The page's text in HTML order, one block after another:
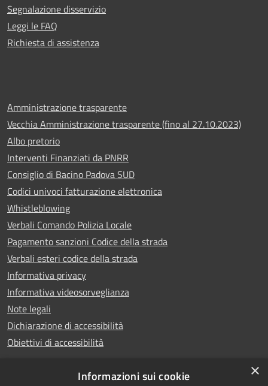
Segnalazione disservizio
Leggi le FAQ
Richiesta di assistenza
Amministrazione trasparente
Vecchia Amministrazione trasparente (fino al 27.10.2023)
Albo pretorio
Interventi Finanziati da PNRR
Consiglio di Bacino Padova SUD
Codici univoci fatturazione elettronica
Whistleblowing
Verbali Comando Polizia Locale
Pagamento sanzioni Codice della strada
Verbali esteri codice della strada
Informativa privacy
Informativa videosorveglianza
Note legali
Dichiarazione di accessibilità
Obiettivi di accessibilità
×
Informazioni sui cookie